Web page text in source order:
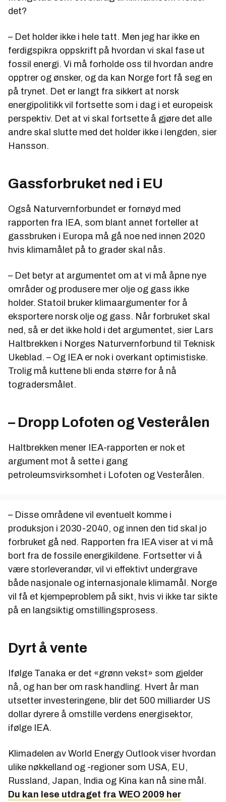
det?
– Det holder ikke i hele tatt. Men jeg har ikke en
ferdigspikra oppskrift på hvordan vi skal fase ut
fossil energi. Vi må forholde oss til hvordan andre
opptrer og ønsker, og da kan Norge fort få seg en
på trynet. Det er langt fra sikkert at norsk
energipolitikk vil fortsette som i dag i et europeisk
perspektiv. Det at vi skal fortsette å gjøre det alle
andre skal slutte med det holder ikke i lengden, sier
Hansson.
Gassforbruket ned i EU
Også Naturvernforbundet er fornøyd med
rapporten fra IEA, som blant annet forteller at
gassbruken i Europa må gå noe ned innen 2020
hvis klimamålet på to grader skal nås.
– Det betyr at argumentet om at vi må åpne nye
områder og produsere mer olje og gass ikke
holder. Statoil bruker klimaargumenter for å
eksportere norsk olje og gass. Når forbruket skal
ned, så er det ikke hold i det argumentet, sier Lars
Haltbrekken i Norges Naturvernforbund til Teknisk
Ukeblad. – Og IEA er nok i overkant optimistiske.
Trolig må kuttene bli enda større for å nå
togradersmålet.
– Dropp Lofoten og Vesterålen
Haltbrekken mener IEA-rapporten er nok et
argument mot å sette i gang
petroleumsvirksomhet i Lofoten og Vesterålen.
– Disse områdene vil eventuelt komme i
produksjon i 2030-2040, og innen den tid skal jo
forbruket gå ned. Rapporten fra IEA viser at vi må
bort fra de fossile energikildene. Fortsetter vi å
være storleverandør, vil vi effektivt undergrave
både nasjonale og internasjonale klimamål. Norge
vil få et kjempeproblem på sikt, hvis vi ikke tar sikte
på en langsiktig omstillingsprosess.
Dyrt å vente
Ifølge Tanaka er det «grønn vekst» som gjelder
nå, og han ber om rask handling. Hvert år man
utsetter investeringene, blir det 500 milliarder US
dollar dyrere å omstille verdens energisektor,
ifølge IEA.
Klimadelen av World Energy Outlook viser hvordan
ulike nøkkelland og -regioner som USA, EU,
Russland, Japan, India og Kina kan nå sine mål.
Du kan lese utdraget fra WEO 2009 her